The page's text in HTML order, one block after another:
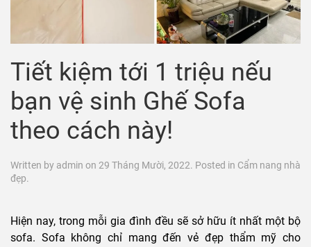
Tiết kiệm tới 1 triệu nếu
bạn vệ sinh Ghế Sofa
theo cách này!
Written by admin on 29 Tháng Mười, 2022. Posted in Cẩm nang nhà
đẹp.
Hiện nay, trong mỗi gia đình đều sẽ sở hữu ít nhất một bộ
sofa. Sofa không chỉ mang đến vẻ đẹp thẩm mỹ cho